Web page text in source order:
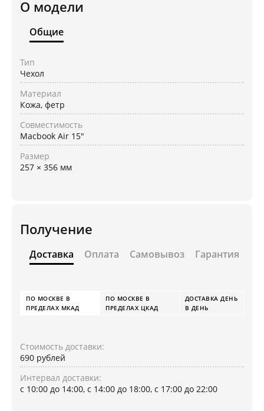
О модели
Общие
Тип
Чехол
Материал
Кожа, фетр
Совместимость
Macbook Air 15"
Размер
257 × 356 мм
Получение
Доставка Оплата Самовывоз Гарантия
ПО МОСКВЕ В
ПРЕДЕЛАХ МКАД
ПО МОСКВЕ В
ПРЕДЕЛАХ ЦКАД
ДОСТАВКА ДЕНЬ
В ДЕНЬ
Стоимость доставки:
690 рублей
Интервал доставки:
с 10:00 до 14:00, с 14:00 до 18:00, с 17:00 до 22:00